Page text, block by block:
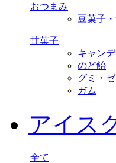
おつまみ
豆菓子
甘菓子
キャンデ
のど飴|
グミ・
ガム
アイス
全て